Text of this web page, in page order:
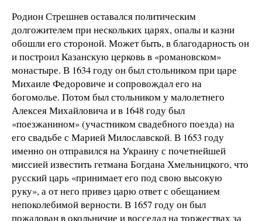
Родион Стрешнев оставался политическим
долгожителем при нескольких царях, опалы и казни
обошли его стороной. Может быть, в благодарность он
и построил Казанскую церковь в «романовском»
монастыре. В 1634 году он был стольником при царе
Михаиле Федоровиче и сопровождал его на
богомолье. Потом был стольником у малолетнего
Алексея Михайловича и в 1648 году был
«поезжанином» (участником свадебного поезда) на
его свадьбе с Марией Милославской. В 1653 году
именно он отправился на Украину с почетнейшей
миссией известить гетмана Богдана Хмельницкого, что
русский царь «принимает его под свою высокую
руку», а от него привез царю ответ с обещанием
непоколебимой верности. В 1657 году он был
пожалован в окольничие и восседал на торжествах за